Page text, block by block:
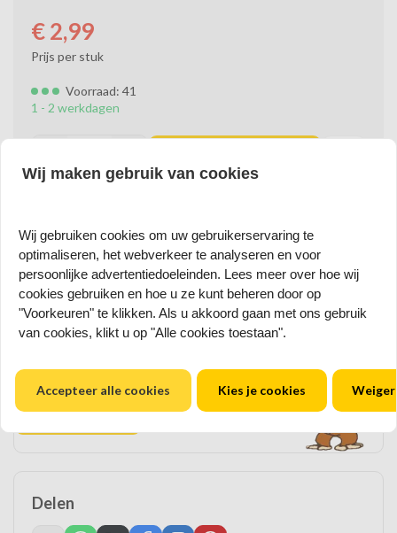
€2,99
Prijs per stuk
Voorraad: 41
1 - 2 werkdagen
Online Veilig & Snel Betalen
Elke Week Nieuwe Artikelen
Heeft u een vraag over dit product?
Stel ons uw vraag
Neem contact op
Delen
Wij maken gebruik van cookies
Wij gebruiken cookies om uw gebruikerservaring te
optimaliseren, het webverkeer te analyseren en voor
persoonlijke advertentiedoeleinden. Lees meer over hoe wij
cookies gebruiken en hoe u ze kunt beheren door op
"Voorkeuren" te klikken. Als u akkoord gaan met ons gebruik
van cookies, klikt u op "Alle cookies toestaan".
Accepteer alle cookies Kies je cookies